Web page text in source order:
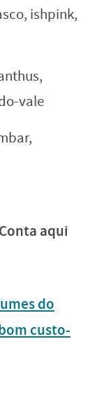
ishpink,
vale
Conta aqui
do
custo-